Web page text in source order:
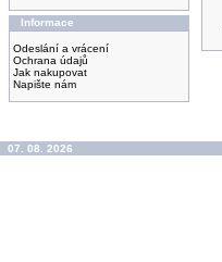
Informace
Odeslání a vrácení
Ochrana údajů
Jak nakupovat
Napište nám
07. 08. 2026